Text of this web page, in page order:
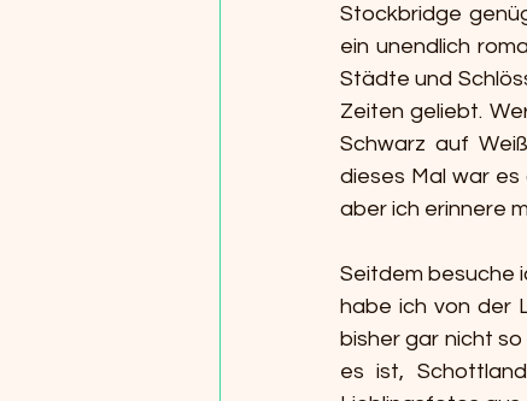
Stockbridge
ein unendlich
Städte und
Zeiten geliebt.
Schwarz auf
dieses Mal war es
aber ich erinnere
Seitdem besuche
habe ich von der
bisher gar nicht so
es ist,